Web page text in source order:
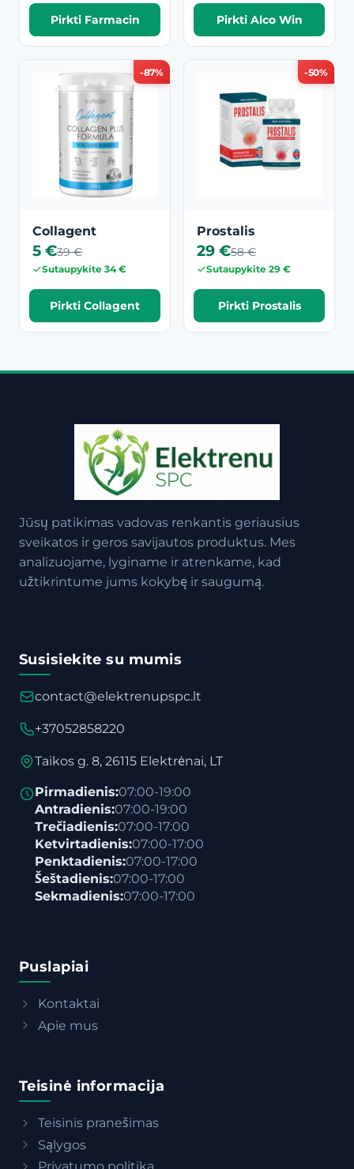
Pirkti Farmacin Pirkti Alco Win
-87%
Collagent
5 €39 €
Sutaupykite 34 €
Pirkti Collagent
-50%
Prostalis
29 €58 €
Sutaupykite 29 €
Pirkti Prostalis
Jūsų patikimas vadovas renkantis geriausius
sveikatos ir geros savijautos produktus. Mes
analizuojame, lyginame ir atrenkame, kad
užtikrintume jums kokybę ir saugumą.
Susisiekite su mumis
contact@elektrenupspc.lt
+37052858220
Taikos g. 8, 26115 Elektrėnai, LT
Pirmadienis:07:00-19:00
Antradienis:07:00-19:00
Trečiadienis:07:00-17:00
Ketvirtadienis:07:00-17:00
Penktadienis:07:00-17:00
Šeštadienis:07:00-17:00
Sekmadienis:07:00-17:00
Puslapiai
Kontaktai
Apie mus
Teisinė informacija
Teisinis pranešimas
Sąlygos